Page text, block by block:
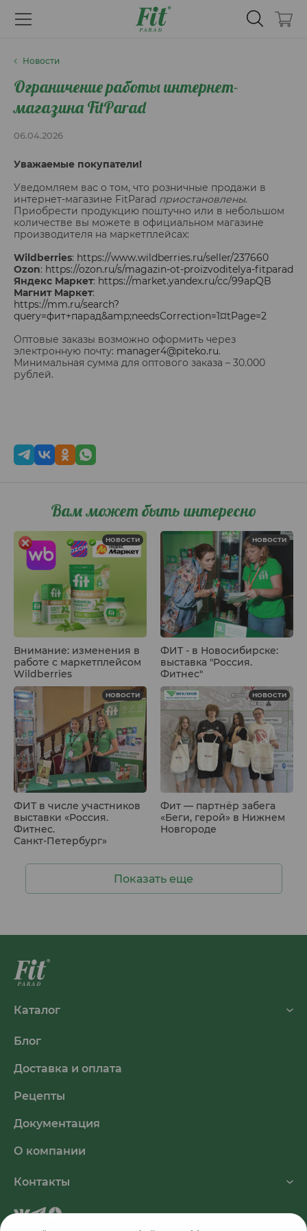
Новости
Ограничение работы интернет-
магазина FitParad
06.04.2026
Уважаемые покупатели!
Уведомляем вас о том, что розничные продажи в
интернет-магазине FitParad приостановлены.
Приобрести продукцию поштучно или в небольшом
количестве вы можете в официальном магазине
производителя на маркетплейсах:
Wildberries: https://www.wildberries.ru/seller/237660
Ozon: https://ozon.ru/s/magazin-ot-proizvoditelya-fitparad
Яндекс Маркет: https://market.yandex.ru/cc/99apQB
Магнит Маркет:
https://mm.ru/search?
query=фит+парад&amp;needsCorrection=1¤tPage=2
Оптовые заказы возможно оформить через
электронную почту: manager4@piteko.ru.
Минимальная сумма для оптового заказа – 30.000
рублей.
Вам может быть интересно
НОВОСТИ
Внимание: изменения в
работе с маркетплейсом
Wildberries
НОВОСТИ
ФИТ - в Новосибирске:
выставка "Россия.
Фитнес"
НОВОСТИ
ФИТ в числе участников
выставки «Россия.
Фитнес.
Санкт‑Петербург»
НОВОСТИ
Фит — партнёр забега
«Беги, герой» в Нижнем
Новгороде
Показать еще
Каталог
Блог
Доставка и оплата
Рецепты
Документация
О компании
Контакты